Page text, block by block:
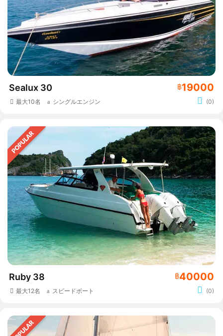
Sealux 30 ฿19000
最大10名 シングルエンジン (0)
Ruby 38 ฿40000
最大12名 スピードボート (0)